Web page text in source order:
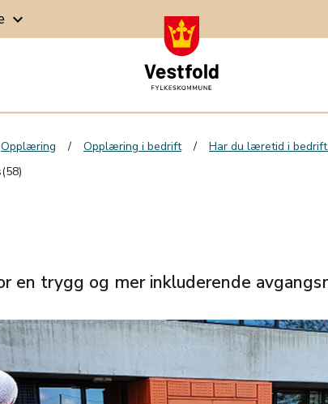
keyboard_arrow_down
Opplæring Opplæring i bedrift Har du læretid i
en trygg og mer inkluderende